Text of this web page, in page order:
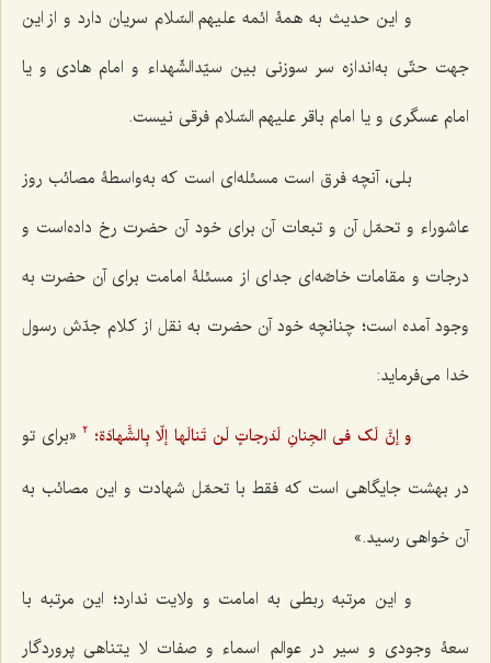
و این حدیث به همۀ ائمه علیهم السّلام سریان دارد و از این
جهت حتّی به‌اندازه سر سوزنی بین سیّدالشّهداء و امام هادی و یا
امام عسگری و یا امام باقر علیهم السّلام فرقی نیست.
بلی، آنچه فرق است مسئله‌ای است که به‌واسطۀ مصائب روز
عاشوراء و تحمّل آن و تبعات آن برای خود آن حضرت رخ داده‌است و
درجات و مقامات خاصّه‌ای جدای از مسئلۀ امامت برای آن حضرت به
وجود آمده است؛ چنانچه خود آن حضرت به نقل از کلام جدّش رسول
خدا می‌فرماید:
و إنَّ لَک فی الجِنانِ لَدَرجاتٍ لَن تَنالَها إلّا بِالشَّهادَة؛ 2«برای تو
در بهشت جایگاهی است که فقط با تحمّل شهادت و این مصائب به
آن خواهی رسید.»
و این مرتبه ربطی به امامت و ولایت ندارد؛ این مرتبه با
سعۀ وجودی و سیر در عوالم اسماء و صفات لا یتناهی پروردگار